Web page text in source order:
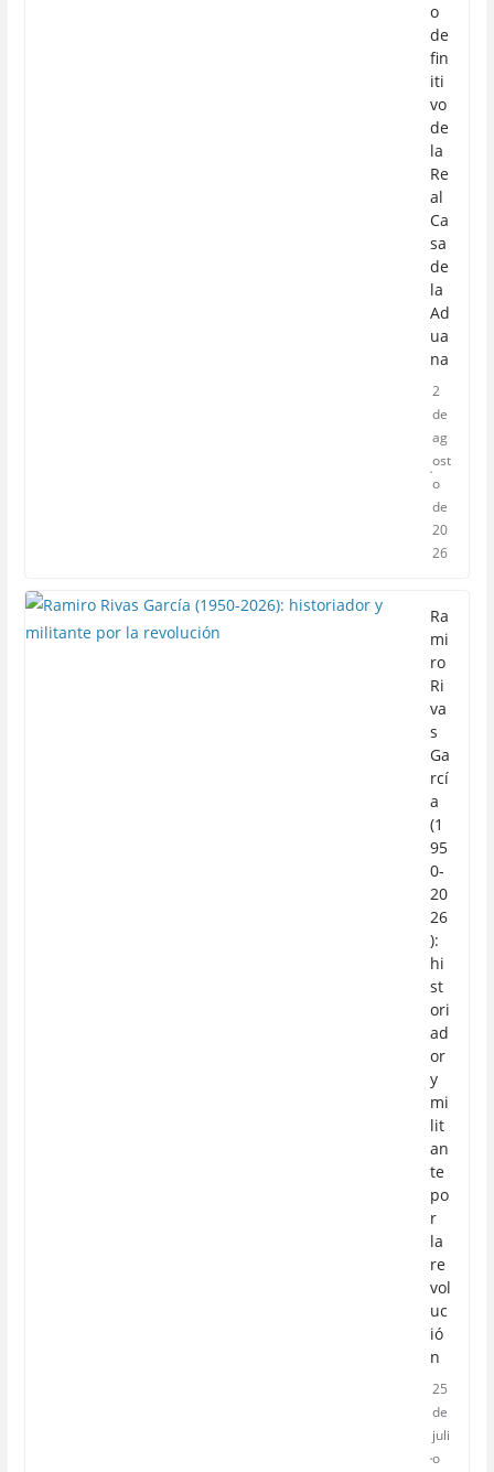
o
de
fin
iti
vo
de
la
Re
al
Ca
sa
de
la
Ad
ua
na
2
de
ag
ost
o
de
20
26
Ra
mi
ro
Ri
va
s
Ga
rcí
a
(1
95
0-
20
26
):
hi
st
ori
ad
or
y
mi
lit
an
te
po
r
la
re
vol
uc
ió
n
25
de
juli
o